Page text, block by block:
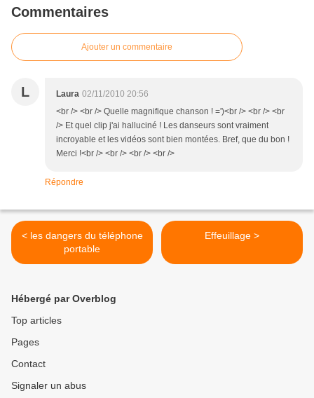
Commentaires
Ajouter un commentaire
L Laura 02/11/2010 20:56
<br /> <br /> Quelle magnifique chanson ! =')<br /> <br /> <br
/> Et quel clip j'ai halluciné ! Les danseurs sont vraiment
incroyable et les vidéos sont bien montées. Bref, que du bon !
Merci !<br /> <br /> <br /> <br />
Répondre
< les dangers du téléphone
portable
Effeuillage >
Hébergé par Overblog
Top articles
Pages
Contact
Signaler un abus